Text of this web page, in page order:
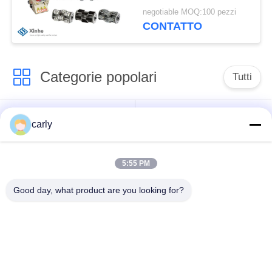
degli accessori dello
scarificatore delle
negotiable MOQ:100 pezzi
CONTATTO
Categorie popolari Tutti
Taglierine dello
scarificatore
Tagliatori PCD
carly
5:55 PM
Good day, what product are you looking for?